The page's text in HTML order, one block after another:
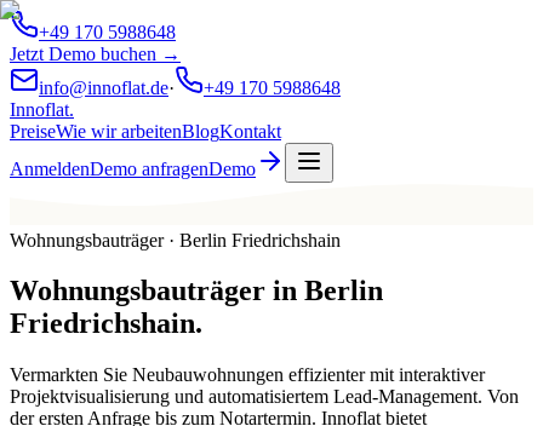
+49 170 5988648
Jetzt Demo buchen →
info@innoflat.de·
+49 170 5988648
Innoflat.
PreiseWie wir arbeitenBlogKontakt
AnmeldenDemo anfragenDemo
Wohnungsbauträger · Berlin Friedrichshain
Wohnungsbauträger in Berlin
Friedrichshain.
Vermarkten Sie Neubauwohnungen effizienter mit interaktiver
Projektvisualisierung und automatisiertem Lead-Management. Von
der ersten Anfrage bis zum Notartermin. Innoflat bietet